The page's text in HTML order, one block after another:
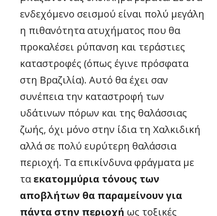
ενδεχόμενο σεισμού είναι πολύ μεγάλη
η πιθανότητα ατυχήματος που θα
προκαλέσει ρύπανση και τεράστιες
καταστροφές (όπως έγινε πρόσφατα
στη Βραζιλία). Αυτό θα έχει σαν
συνέπεια την καταστροφή των
υδάτινων πόρων και της θαλάσσιας
ζωής, όχι μόνο στην ίδια τη Χαλκιδική
αλλά σε πολύ ευρύτερη θαλάσσια
περιοχή. Τα επικίνδυνα φράγματα με
ταεκατομμύρια τόνους των
αποβλήτων θα παραμείνουν για
πάντα στην περιοχή ως τοξικές